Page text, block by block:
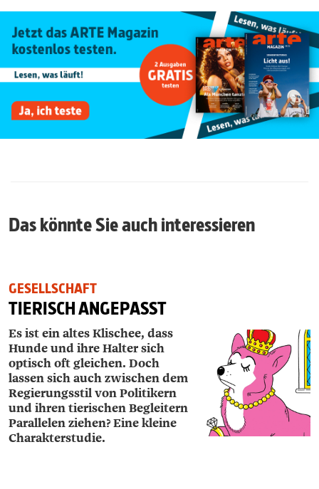
Das könnte Sie auch interessieren
GESELLSCHAFT
TIERISCH ANGEPASST
Es ist ein altes Klischee, dass
Hunde und ihre Halter sich
optisch oft gleichen. Doch
lassen sich auch zwischen dem
Regierungsstil von Politikern
und ihren tierischen Begleitern
Parallelen ziehen? Eine kleine
Charakterstudie.